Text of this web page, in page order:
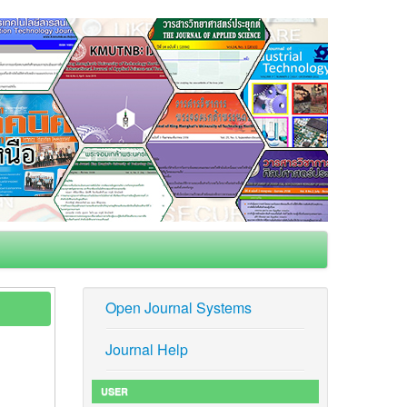
Open Journal Systems
Journal Help
USER